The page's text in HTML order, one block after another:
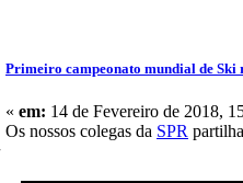
Primeiro campeonato mundial de Ski
« em: 14 de Fevereiro de 2018,
Os nossos colegas da SPR